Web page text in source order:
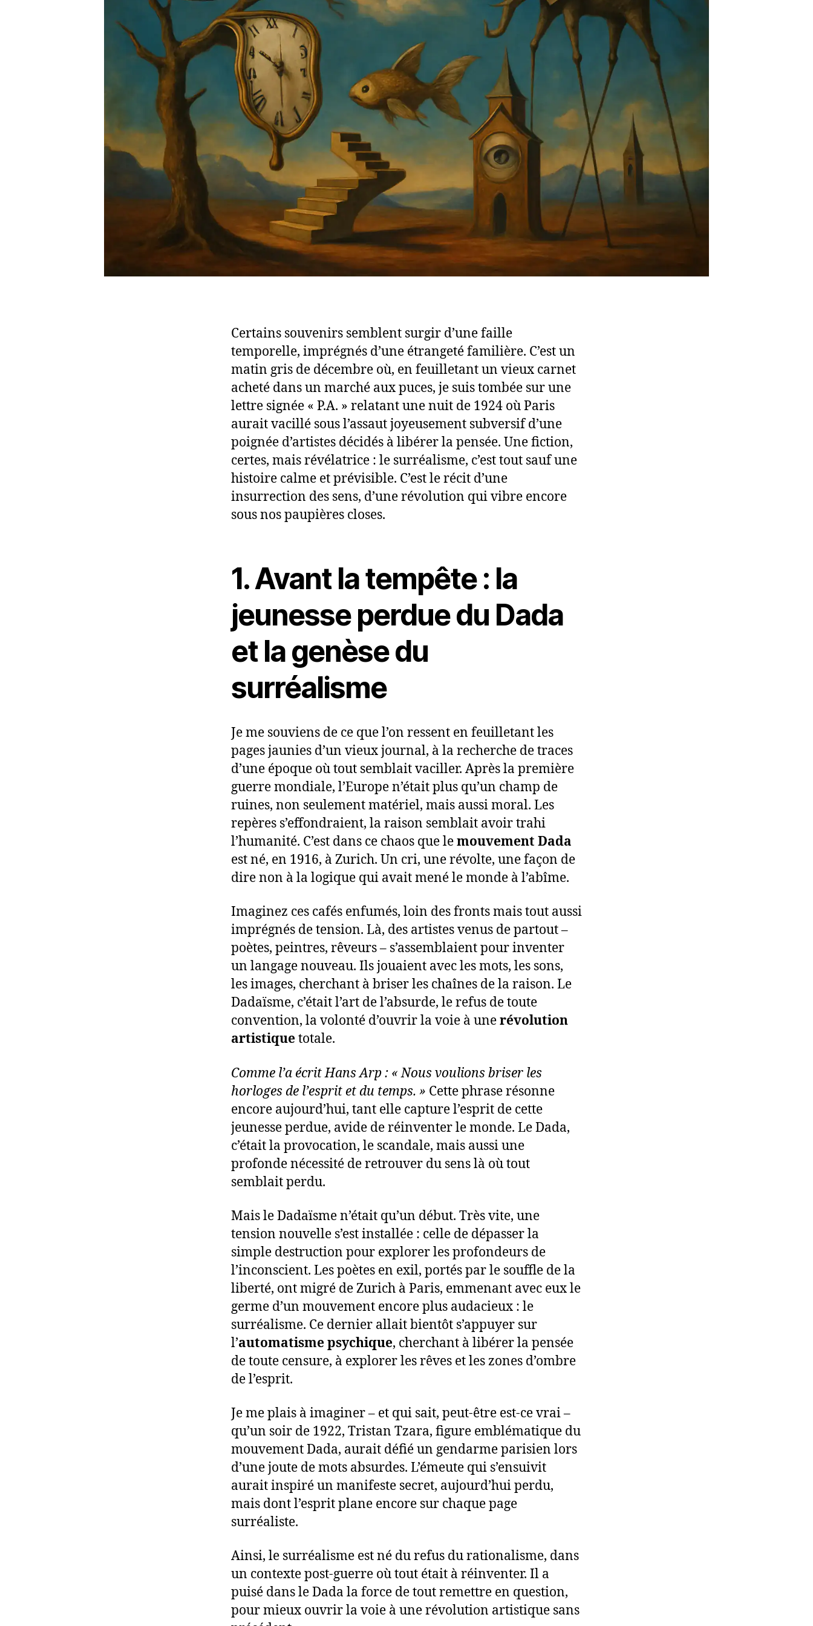
Certains souvenirs semblent surgir d’une faille
temporelle, imprégnés d’une étrangeté familière. C’est un
matin gris de décembre où, en feuilletant un vieux carnet
acheté dans un marché aux puces, je suis tombée sur une
lettre signée « P.A. » relatant une nuit de 1924 où Paris
aurait vacillé sous l’assaut joyeusement subversif d’une
poignée d’artistes décidés à libérer la pensée. Une fiction,
certes, mais révélatrice : le surréalisme, c’est tout sauf une
histoire calme et prévisible. C’est le récit d’une
insurrection des sens, d’une révolution qui vibre encore
sous nos paupières closes.
1. Avant la tempête : la
jeunesse perdue du Dada
et la genèse du
surréalisme
Je me souviens de ce que l’on ressent en feuilletant les
pages jaunies d’un vieux journal, à la recherche de traces
d’une époque où tout semblait vaciller. Après la première
guerre mondiale, l’Europe n’était plus qu’un champ de
ruines, non seulement matériel, mais aussi moral. Les
repères s’effondraient, la raison semblait avoir trahi
l’humanité. C’est dans ce chaos que lemouvement Dada
est né, en 1916, à Zurich. Un cri, une révolte, une façon de
dire non à la logique qui avait mené le monde à l’abîme.
Imaginez ces cafés enfumés, loin des fronts mais tout aussi
imprégnés de tension. Là, des artistes venus de partout –
poètes, peintres, rêveurs – s’assemblaient pour inventer
un langage nouveau. Ils jouaient avec les mots, les sons,
les images, cherchant à briser les chaînes de la raison. Le
Dadaïsme, c’était l’art de l’absurde, le refus de toute
convention, la volonté d’ouvrir la voie à unerévolution
artistiquetotale.
Comme l’a écrit Hans Arp : « Nous voulions briser les
horloges de l’esprit et du temps. » Cette phrase résonne
encore aujourd’hui, tant elle capture l’esprit de cette
jeunesse perdue, avide de réinventer le monde. Le Dada,
c’était la provocation, le scandale, mais aussi une
profonde nécessité de retrouver du sens là où tout
semblait perdu.
Mais le Dadaïsme n’était qu’un début. Très vite, une
tension nouvelle s’est installée : celle de dépasser la
simple destruction pour explorer les profondeurs de
l’inconscient. Les poètes en exil, portés par le souffle de la
liberté, ont migré de Zurich à Paris, emmenant avec eux le
germe d’un mouvement encore plus audacieux : le
surréalisme. Ce dernier allait bientôt s’appuyer sur
l’automatisme psychique, cherchant à libérer la pensée
de toute censure, à explorer les rêves et les zones d’ombre
de l’esprit.
Je me plais à imaginer – et qui sait, peut-être est-ce vrai –
qu’un soir de 1922, Tristan Tzara, figure emblématique du
mouvement Dada, aurait défié un gendarme parisien lors
d’une joute de mots absurdes. L’émeute qui s’ensuivit
aurait inspiré un manifeste secret, aujourd’hui perdu,
mais dont l’esprit plane encore sur chaque page
surréaliste.
Ainsi, le surréalisme est né du refus du rationalisme, dans
un contexte post-guerre où tout était à réinventer. Il a
puisé dans le Dada la force de tout remettre en question,
pour mieux ouvrir la voie à une révolution artistique sans